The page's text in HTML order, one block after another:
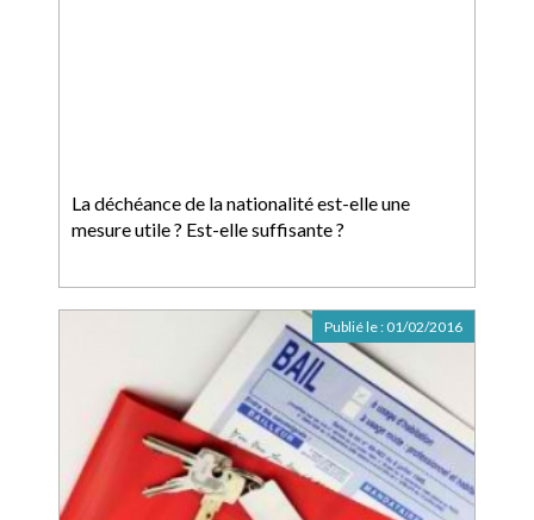
La déchéance de la nationalité est-elle une
mesure utile ? Est-elle suffisante ?
Publié le : 01/02/2016